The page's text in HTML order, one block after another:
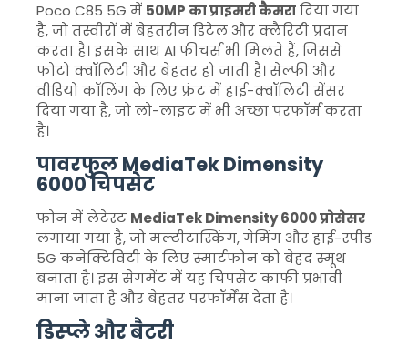
Poco C85 5G में 50MP का प्राइमरी कैमरादिया गया
है, जो तस्वीरों में बेहतरीन डिटेल और क्लैरिटी प्रदान
करता है। इसके साथ AI फीचर्स भी मिलते हैं, जिससे
फोटो क्वॉलिटी और बेहतर हो जाती है। सेल्फी और
वीडियो कॉलिंग के लिए फ्रंट में हाई-क्वॉलिटी सेंसर
दिया गया है, जो लो-लाइट में भी अच्छा परफॉर्म करता
है।
पावरफुल MediaTek Dimensity
6000 चिपसेट
फोन में लेटेस्ट MediaTek Dimensity 6000 प्रोसेसर
लगाया गया है, जो मल्टीटास्किंग, गेमिंग और हाई-स्पीड
5G कनेक्टिविटी के लिए स्मार्टफोन को बेहद स्मूथ
बनाता है। इस सेगमेंट में यह चिपसेट काफी प्रभावी
माना जाता है और बेहतर परफॉर्मेंस देता है।
डिस्प्ले और बैटरी